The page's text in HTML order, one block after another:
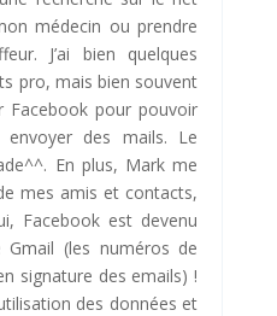
médecin ou prendre
J’ai bien quelques
pro, mais bien souvent
pour pouvoir
des mails. Le
En plus, Mark me
mes amis et contacts,
Facebook est devenu
(les numéros de
signature des emails) !
des données et